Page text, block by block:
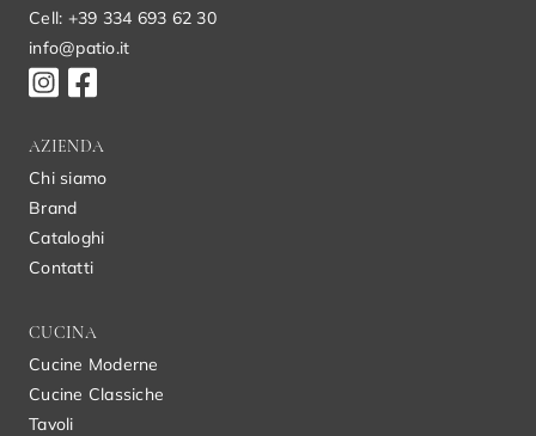
Cell: +39 334 693 62 30
info@patio.it
AZIENDA
Chi siamo
Brand
Cataloghi
Contatti
CUCINA
Cucine Moderne
Cucine Classiche
Tavoli